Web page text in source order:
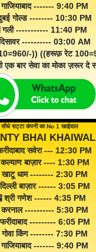
------- 9:40 PM
गोल्ड -------- 10:30 PM
गली ----------- 11:40 PM
---------- 03:00 AM
)) ((हरूफ़ रेट
बार सेवा का मोका ज़रूर दे
सीधे सट्टा कंपनी का No 1 खाईवाल
BHAI
सवेरा --- 12:30 PM
बाज़ार ---- 1:30 PM
खाटू धाम -------- 2:30 PM
बाज़ार ------ 3:05 PM
श्री गणेश ------ 4:35 PM
करनाल ---------- 5:30 PM
--------- 6:05 PM
गोवा किंग -------- 7:30 PM
------- 9:40 PM